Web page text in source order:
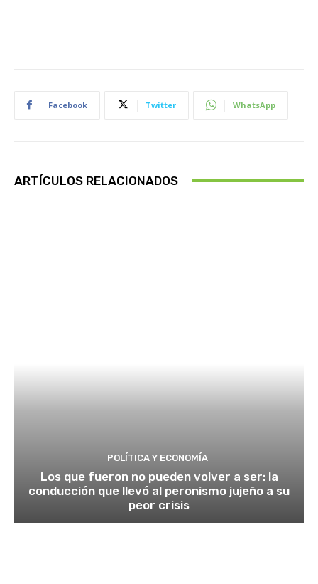
Facebook Twitter WhatsApp
ARTÍCULOS RELACIONADOS
POLÍTICA Y ECONOMÍA
Los que fueron no pueden volver a ser: la
conducción que llevó al peronismo jujeño a su
peor crisis